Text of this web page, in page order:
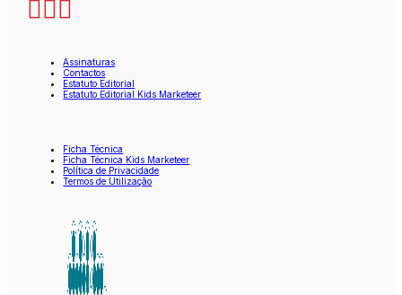
Assinaturas
Contactos
Estatuto Editorial
Estatuto Editorial Kids Marketeer
Ficha Técnica
Ficha Técnica Kids Marketeer
Política de Privacidade
Termos de Utilização